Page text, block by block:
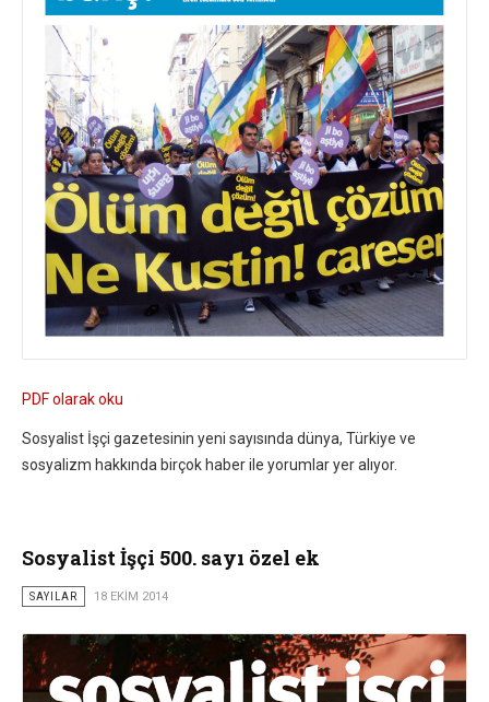
PDF olarak oku
Sosyalist İşçi gazetesinin yeni sayısında dünya, Türkiye ve
sosyalizm hakkında birçok haber ile yorumlar yer alıyor.
Sosyalist İşçi 500. sayı özel ek
SAYILAR 18 EKIM 2014